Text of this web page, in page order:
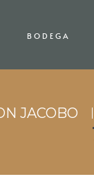
BODEGA
JACOBO